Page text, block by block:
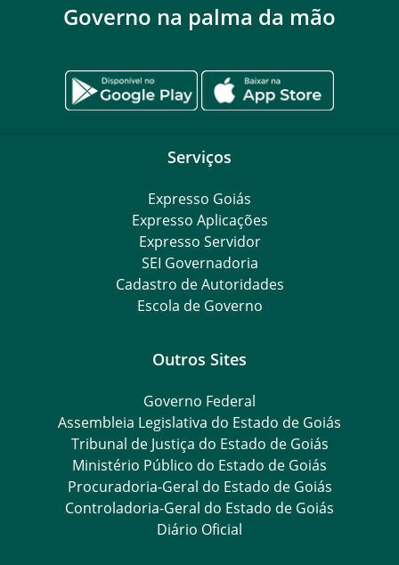
Governo na palma da mão
Serviços
Expresso Goiás
Expresso Aplicações
Expresso Servidor
SEI Governadoria
Cadastro de Autoridades
Escola de Governo
Outros Sites
Governo Federal
Assembleia Legislativa do Estado de Goiás
Tribunal de Justiça do Estado de Goiás
Ministério Público do Estado de Goiás
Procuradoria-Geral do Estado de Goiás
Controladoria-Geral do Estado de Goiás
Diário Oficial